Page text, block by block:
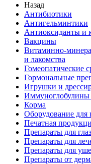
Назад
Антибиотики
Антигельминтики
Антиоксиданты и
Вакцины
Витаминно-
и лакомства
Гомеопатические
Гормональные
Игрушки и
Иммуноглобулины
Корма
Оборудование для
Печатная
Препараты для глаз
Препараты для
Препараты для
Препараты от